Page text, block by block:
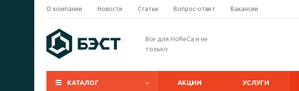
О компании Новости Статьи Вопрос-ответ Вакансии
Все для HoReCa и не
только
КАТАЛОГ АКЦИИ УСЛУГИ